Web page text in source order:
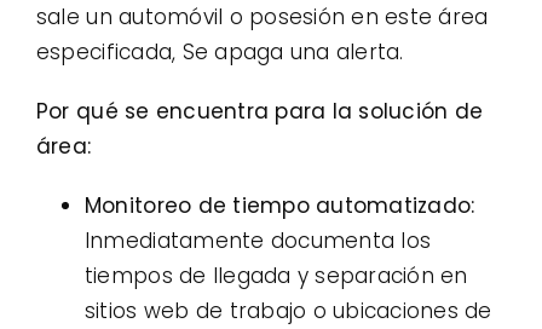
sale un automóvil o posesión en este área
especificada, Se apaga una alerta.
Por qué se encuentra para la solución de
área:
Monitoreo de tiempo automatizado:
Inmediatamente documenta los
tiempos de llegada y separación en
sitios web de trabajo o ubicaciones de